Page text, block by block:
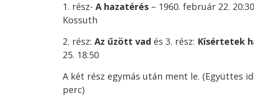
1. rész- A hazatérés – 1960. február 22.
Kossuth
2. rész: Az űzött vad és 3. rész: Kísértetek
25. 18:50
A két rész egymás után ment le. (Együttes
perc)